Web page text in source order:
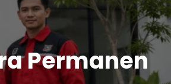
Permanen